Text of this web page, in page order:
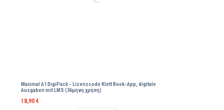
Maximal A1 DigiPack - Lizenzcode Klett Βοοk-App, digitale
Ausgaben mit LMS (36μηνη χρήση)
18,90 €